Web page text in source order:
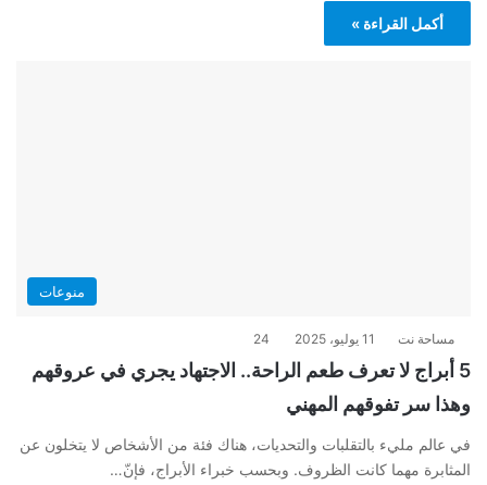
أكمل القراءة »
منوعات
مساحة نت 11 يوليو، 2025 24
5 أبراج لا تعرف طعم الراحة.. الاجتهاد يجري في عروقهم
وهذا سر تفوقهم المهني
في عالم مليء بالتقلبات والتحديات، هناك فئة من الأشخاص لا يتخلون عن
المثابرة مهما كانت الظروف. وبحسب خبراء الأبراج، فإنّ…